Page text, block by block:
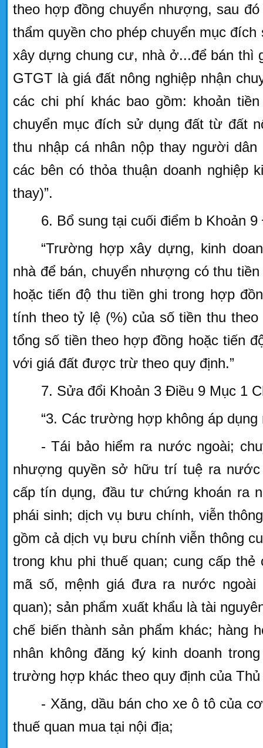
theo hợp đồng chuyển nhượng, sau
thẩm quyền cho phép chuyển mục
xây dựng chung cư, nhà ở...để bán thì
GTGT là giá đất nông nghiệp nhận
các chi phí khác bao gồm: khoản
chuyển mục đích sử dụng đất từ đất
thu nhập cá nhân nộp thay người
các bên có thỏa thuận doanh nghiệp
thay)”.
6. Bổ sung tại cuối điểm b Khoản
“Trường hợp xây dựng, kinh
nhà để bán, chuyển nhượng có thu
hoặc tiến độ thu tiền ghi trong hợp
tính theo tỷ lệ (%) của số tiền thu
tổng số tiền theo hợp đồng hoặc tiến
với giá đất được trừ theo quy định.”
7. Sửa đổi Khoản 3 Điều 9 Mục 1
“3. Các trường hợp không áp
- Tái bảo hiểm ra nước ngoài;
nhượng quyền sở hữu trí tuệ ra nước
cấp tín dụng, đầu tư chứng khoán ra
phái sinh; dịch vụ bưu chính, viễn
gồm cả dịch vụ bưu chính viễn thông
trong khu phi thuế quan; cung cấp
mã số, mệnh giá đưa ra nước
quan); sản phẩm xuất khẩu là tài
chế biến thành sản phẩm khác; hàng
nhân không đăng ký kinh doanh
trường hợp khác theo quy định của
- Xăng, dầu bán cho xe ô tô của
thuế quan mua tại nội địa;